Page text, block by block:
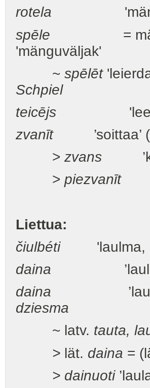
rotela
spēle =
'mänguväljak'
~ spēlēt
Schpiel
teicējs
zvanīt
’soittaa’ (
> zvans
> piezvanīt
Liettua:
čiulbéti'laulma,
daina
daina ’laulu’
dziesma
~ latv. tauta,
> lät. daina =
> dainuoti